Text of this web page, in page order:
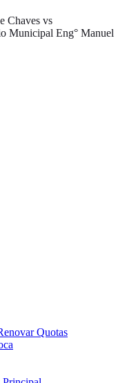
Chaves vs
Municipal Eng° Manuel
Quotas